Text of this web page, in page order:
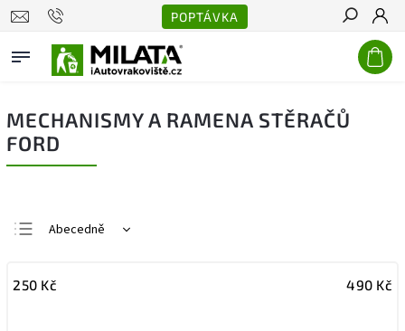
POPTÁVKA
Hledat
MECHANISMY A RAMENA STĚRAČŮ
FORD
Abecedně
Nejdražší
250 Kč 490 Kč